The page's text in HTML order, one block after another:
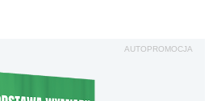
AUTOPROMOCJA